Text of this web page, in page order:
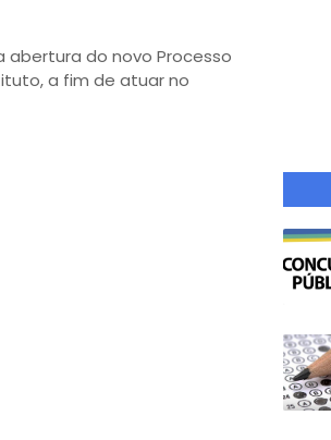
abertura do novo Processo
a fim de atuar no